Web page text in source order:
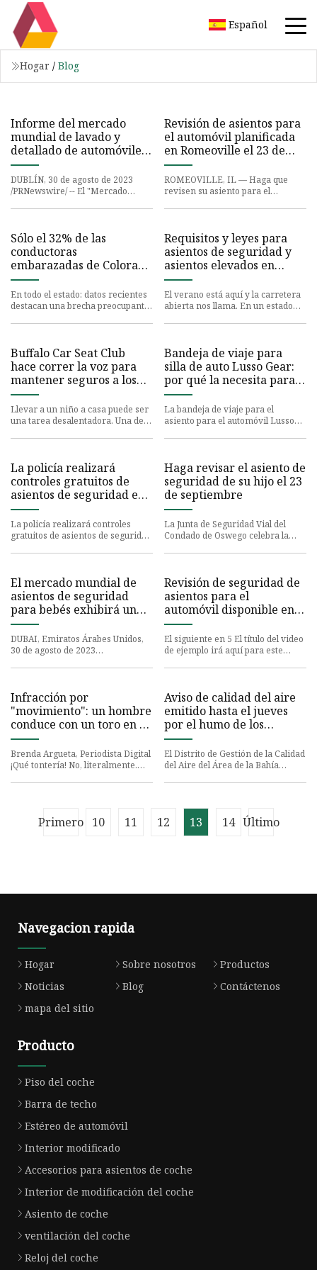
Español
Hogar / Blog
Informe del mercado
mundial de lavado y
detallado de automóviles
2023: pandemia
DUBLÍN, 30 de agosto de 2023
/PRNewswire/ -- El "Mercado
Revisión de asientos para
el automóvil planificada
en Romeoville el 23 de
septiembre
ROMEOVILLE, IL — Haga que
revisen su asiento para el
Sólo el 32% de las
conductoras
embarazadas de Colorado
usan correctamente el
cinturón de seguridad:
Departamento de
En todo el estado: datos recientes
destacan una brecha preocupante
Requisitos y leyes para
asientos de seguridad y
asientos elevados en
Michigan: lo que debe
saber
El verano está aquí y la carretera
abierta nos llama. En un estado
Buffalo Car Seat Club
hace correr la voz para
mantener seguros a los
niños
Llevar a un niño a casa puede ser
una tarea desalentadora. Una de
Bandeja de viaje para
silla de auto Lusso Gear:
por qué la necesita para
su próximo vuelo o viaje
por carretera
La bandeja de viaje para el
asiento para el automóvil Lusso
La policía realizará
controles gratuitos de
asientos de seguridad en
el condado de Somerset
La policía realizará controles
gratuitos de asientos de seguridad
Haga revisar el asiento de
seguridad de su hijo el 23
de septiembre
La Junta de Seguridad Vial del
Condado de Oswego celebra la
El mercado mundial de
asientos de seguridad
para bebés exhibirá una
sólida tasa compuesta
anual del 6,46% y
obtendrá 9.737,6 millones
la creciente importancia
del producto y un alto
enfoque en la seguridad
infantil durante los viajes,
afirma Kings Research
DUBAI, Emiratos Árabes Unidos,
30 de agosto de 2023
Revisión de seguridad de
asientos para el
automóvil disponible en
Mechanicsburg el jueves
El siguiente en 5 El título del video
de ejemplo irá aquí para este
Infracción por
"movimiento": un hombre
conduce con un toro en el
asiento del copiloto
Brenda Argueta, Periodista Digital
¡Qué tontería! No, literalmente.
Aviso de calidad del aire
emitido hasta el jueves
por el humo de los
incendios forestales
El Distrito de Gestión de la Calidad
del Aire del Área de la Bahía
Primero 10 11 12 13 14 Último
Navegacion rapida
Hogar Sobre nosotros
Productos
Noticias
Blog
Contáctenos
mapa del sitio
Producto
Piso del coche
Barra de techo
Estéreo de automóvil
Interior modificado
Accesorios para asientos de coche
Interior de modificación del coche
Asiento de coche
ventilación del coche
Reloj del coche